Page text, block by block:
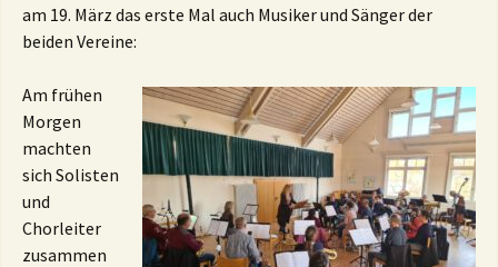
am 19. März das erste Mal auch Musiker und Sänger der
beiden Vereine:
Am frühen
Morgen
machten
sich Solisten
und
Chorleiter
zusammen